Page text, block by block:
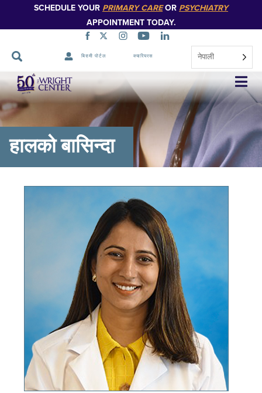
SCHEDULE YOUR PRIMARY CAREOR PSYCHIATRY
APPOINTMENT TODAY.
बिरामी पोर्टल क्यारियरस नेपाली
नेभिगेसन
स्किप
गर्नुहोस्
हालको बासिन्दा